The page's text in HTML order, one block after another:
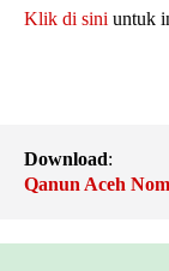
Klik di sini untuk
Download:
Qanun Aceh